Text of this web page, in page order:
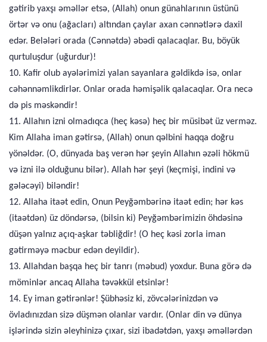
gətirib yaxşı əməllər etsə, (Allah) onun günahlarının üstünü
örtər və onu (ağacları) altından çaylar axan cənnətlərə daxil
edər. Belələri orada (Cənnətdə) əbədi qalacaqlar. Bu, böyük
qurtuluşdur (uğurdur)!
10. Kafir olub ayələrimizi yalan sayanlara gəldikdə isə, onlar
cəhənnəmlikdirlər. Onlar orada həmişəlik qalacaqlar. Ora necə
də pis məskəndir!
11. Allahın izni olmadıqca (heç kəsə) heç bir müsibət üz verməz.
Kim Allaha iman gətirsə, (Allah) onun qəlbini haqqa doğru
yönəldər. (O, dünyada baş verən hər şeyin Allahın əzəli hökmü
və izni ilə olduğunu bilər). Allah hər şeyi (keçmişi, indini və
gələcəyi) biləndir!
12. Allaha itaət edin, Onun Peyğəmbərinə itaət edin; hər kəs
(itaətdən) üz döndərsə, (bilsin ki) Peyğəmbərimizin öhdəsinə
düşən yalnız açıq-aşkar təbliğdir! (O heç kəsi zorla iman
gətirməyə məcbur edən deyildir).
13. Allahdan başqa heç bir tanrı (məbud) yoxdur. Buna görə də
möminlər ancaq Allaha təvəkkül etsinlər!
14. Ey iman gətirənlər! Şübhəsiz ki, zövcələrinizdən və
övladınızdan sizə düşmən olanlar vardır. (Onlar din və dünya
işlərində sizin əleyhinizə çıxar, sizi ibadətdən, yaxşı əməllərdən